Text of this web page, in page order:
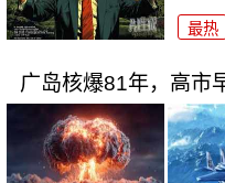
最热
广岛核爆81年，高市